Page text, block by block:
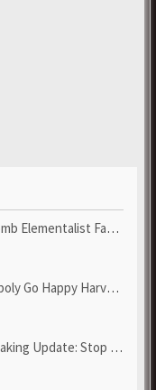
Fast - Grab POE Curren...
Harvest with Looney Tun...
Stop Failed - Grab Bluep...